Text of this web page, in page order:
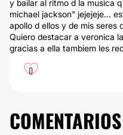
y bailar al ritmo d la musica
michael jackson" jejejeje...
apollo d ellos y de mis seres
Quiero destacar a veronica
gracias a ella tambiem les
0